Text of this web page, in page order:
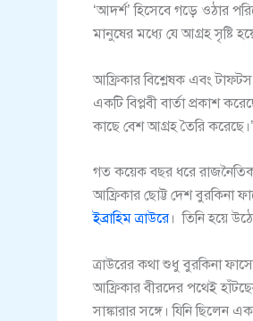
‘আদর্শ’ হিসেবে গড়ে ওঠার
মানুষের মধ্যে যে আগ্রহ সৃষ্টি
আফ্রিকার বিশ্লেষক এবং
একটি বিপ্লবী বার্তা প্রকাশ
কাছে বেশ আগ্রহ তৈরি করেছে।’
গত কয়েক বছর ধরে রাজনৈতিক
আফ্রিকার ছোট্ট দেশ বুরকিনা
ইব্রাহিম ত্রাউরে। তিনি হয়ে
ত্রাউরের কথা শুধু বুরকিনা
আফ্রিকার বীরদের পথেই
সাঙ্কারার সঙ্গে। যিনি ছিলেন